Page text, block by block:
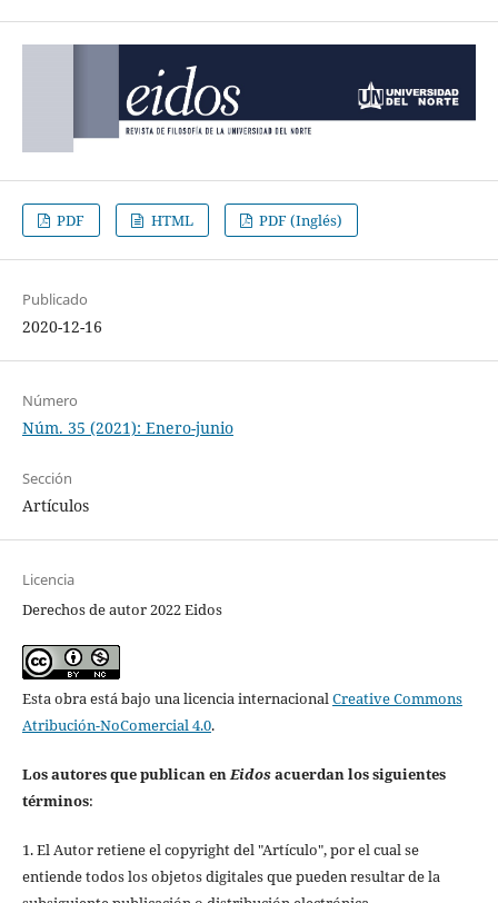
PDF HTML PDF (Inglés)
Publicado
2020-12-16
Número
Núm. 35 (2021): Enero-junio
Sección
Artículos
Licencia
Derechos de autor 2022 Eidos
Esta obra está bajo una licencia internacionalCreative Commons
Atribución-NoComercial 4.0.
Los autores que publican enEidosacuerdan los siguientes
términos:
1. El Autor retiene el copyright del "Artículo", por el cual se
entiende todos los objetos digitales que pueden resultar de la